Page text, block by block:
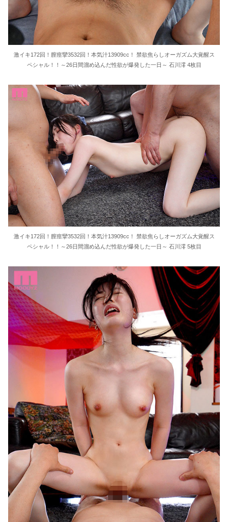
激イキ172回！膣痙攣3532回！本気汁13909cc！ 禁欲焦らしオーガズム大覚醒ス
ペシャル！！～26日間溜め込んだ性欲が爆発した一日～ 石川澪 4枚目
激イキ172回！膣痙攣3532回！本気汁13909cc！ 禁欲焦らしオーガズム大覚醒ス
ペシャル！！～26日間溜め込んだ性欲が爆発した一日～ 石川澪 5枚目